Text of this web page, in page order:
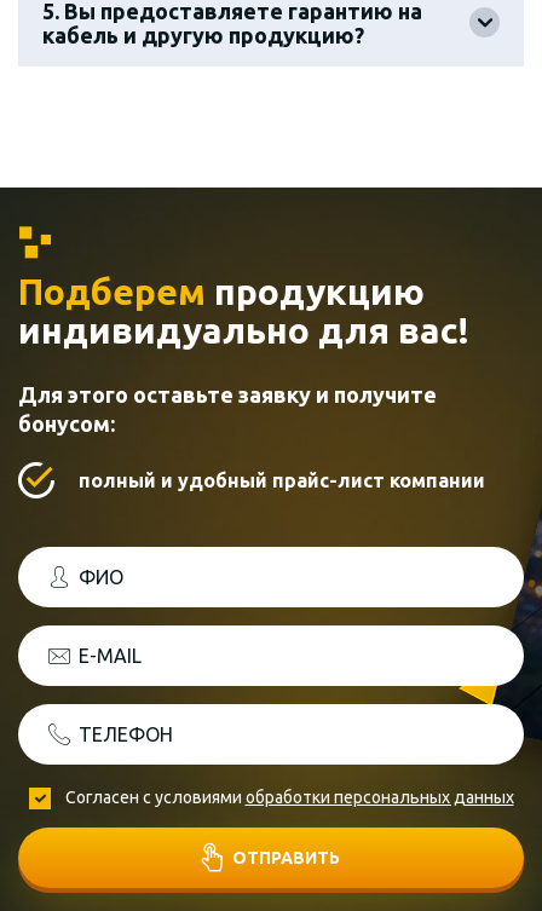
5. Вы предоставляете гарантию на
кабель и другую продукцию?
Подберем продукцию
индивидуально для вас!
Для этого оставьте заявку и получите
бонусом:
полный и удобный прайс-лист компании
ФИО
E-MAIL
ТЕЛЕФОН
Согласен с условиями обработки персональных данных
ОТПРАВИТЬ